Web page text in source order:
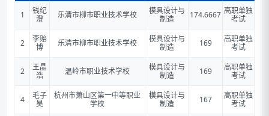
1
钱纪
澄
乐清市柳市职业技术学校
模具设计与
制造
174.6667 高职单独
考试
2
李贻
博
乐清市柳市职业技术学校
模具设计与
制造
169
高职单独
考试
2
王晶
浩
温岭市职业技术学校
模具设计与
制造
169
高职单独
考试
4
毛子
昊
杭州市萧山区第一中等职业
学校
模具设计与
制造
167
高职单独
考试